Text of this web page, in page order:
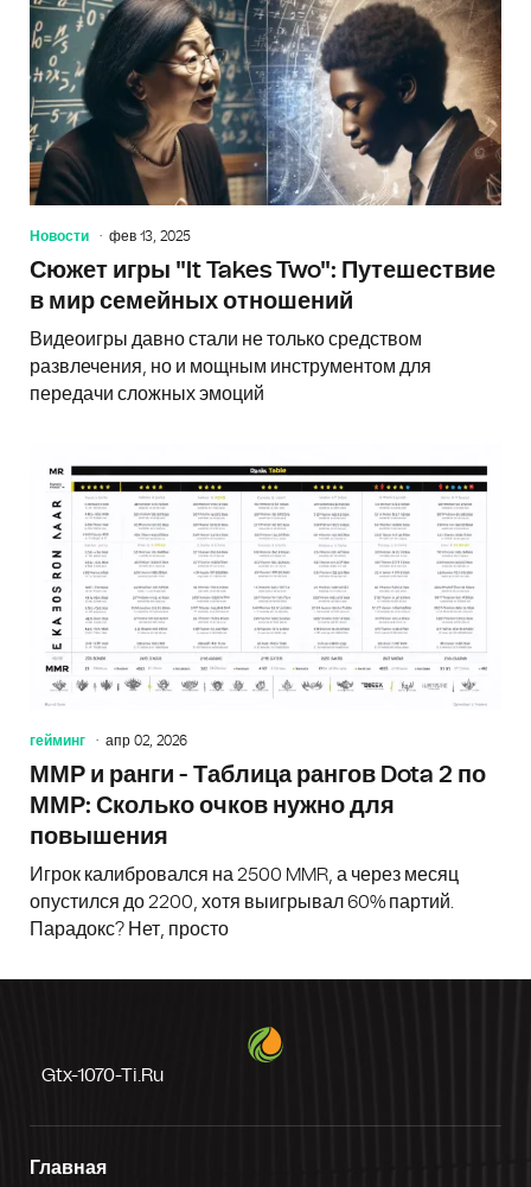
Новости фев 13, 2025
Сюжет игры "It Takes Two": Путешествие
в мир семейных отношений
Видеоигры давно стали не только средством
развлечения, но и мощным инструментом для
передачи сложных эмоций
гейминг апр 02, 2026
ММР и ранги - Таблица рангов Dota 2 по
ММР: Сколько очков нужно для
повышения
Игрок калибровался на 2500 MMR, а через месяц
опустился до 2200, хотя выигрывал 60% партий.
Парадокс? Нет, просто
Gtx-1070-Ti.ru
Главная